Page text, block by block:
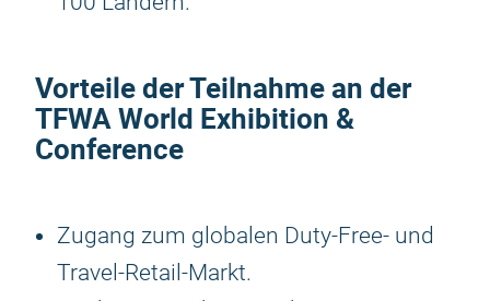
Vorteile der Teilnahme an der
TFWA World Exhibition &
Conference
Zugang zum globalen Duty-Free- und
Travel-Retail-Markt.